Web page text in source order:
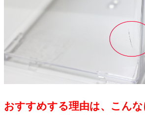
おすすめする理由は、こんな